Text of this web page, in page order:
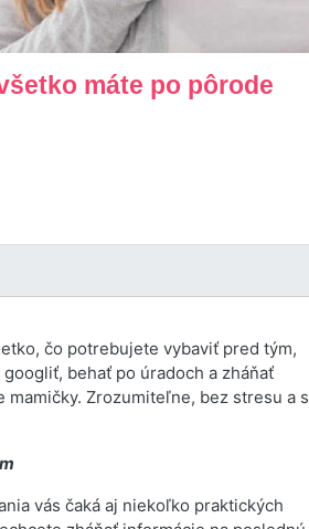
máte po pôrode
čo potrebujete vybaviť pred tým,
behať po úradoch a zháňať
Zrozumiteľne, bez stresu a s
vás čaká aj niekoľko praktických